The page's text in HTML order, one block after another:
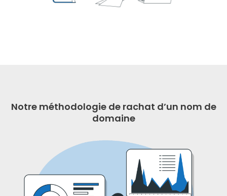
Notre méthodologie de rachat d’un nom de
domaine